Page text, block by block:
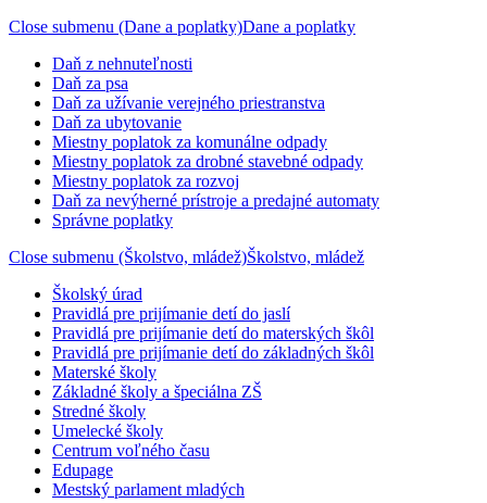
Close submenu (Dane a poplatky)Dane a poplatky
Daň z nehnuteľnosti
Daň za psa
Daň za užívanie verejného priestranstva
Daň za ubytovanie
Miestny poplatok za komunálne odpady
Miestny poplatok za drobné stavebné odpady
Miestny poplatok za rozvoj
Daň za nevýherné prístroje a predajné automaty
Správne poplatky
Close submenu (Školstvo, mládež)Školstvo, mládež
Školský úrad
Pravidlá pre prijímanie detí do jaslí
Pravidlá pre prijímanie detí do materských škôl
Pravidlá pre prijímanie detí do základných škôl
Materské školy
Základné školy a špeciálna ZŠ
Stredné školy
Umelecké školy
Centrum voľného času
Edupage
Mestský parlament mladých